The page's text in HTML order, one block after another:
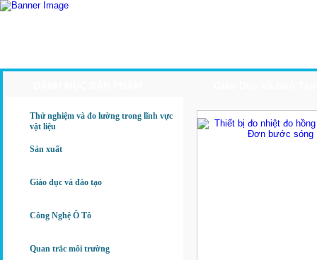
Thử nghiệm và đo lường trong lĩnh vực
vật liệu
Sản xuất
Giáo dục và đào tạo
Công Nghệ Ô Tô
Quan trắc môi trường